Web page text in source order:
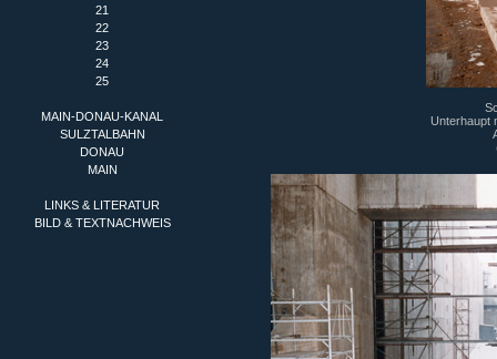
21
22
23
24
25
MAIN-DONAU-KANAL
SULZTALBAHN
DONAU
MAIN
LINKS & LITERATUR
BILD & TEXTNACHWEIS
Unterhaupt